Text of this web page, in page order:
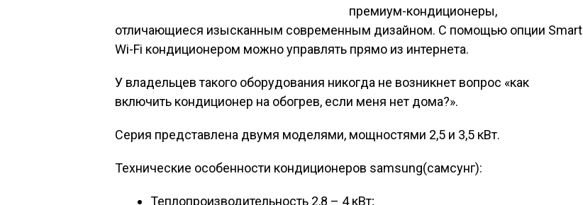
премиум-кондиционеры,
отличающиеся изысканным современным дизайном. С помощью опции Smart
Wi-Fi кондиционером можно управлять прямо из интернета.
У владельцев такого оборудования никогда не возникнет вопрос «как
включить кондиционер на обогрев, если меня нет дома?».
Серия представлена двумя моделями, мощностями 2,5 и 3,5 кВт.
Технические особенности кондиционеров samsung(самсунг):
Теплопроизводительность 2,8 – 4 кВт;